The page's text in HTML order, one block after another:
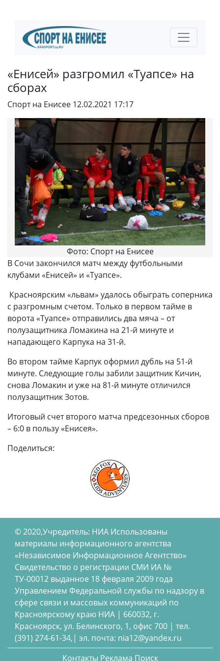
«Енисей» разгромил «Туапсе» на
сборах
Спорт на Енисее 12.02.2021 17:17
Фото: Спорт на Енисее
В Сочи закончился матч между футбольными
клубами «Енисей» и «Туапсе».
Красноярским «львам» удалось обыграть соперника
с разгромным счетом. Только в первом тайме в
ворота «Туапсе» отправились два мяча – от
полузащитника Ломакина на 21-й минуте и
нападающего Карпука на 31-й.
Во втором тайме Карпук оформил дубль на 51-й
минуте. Следующие голы забили защитник Кичин,
снова Ломакин и уже на 81-й минуте отличился
полузащитник Зотов.
Итоговый счет второго матча предсезонных сборов
– 6:0 в пользу «Енисея».
Поделиться:
© 2020,Учредитель: НИА Использованы
материалы информационного агентства
«Независимое Информационное Агентство»
Свидетельство о регистрации СМИ ИА №
ТУ-00012 выданное 18 февраля 2009 года
Управлением Федеральной службы по надзору в
сфере связи и массовых коммуникаций по
Красноярскому краю НИА | 660032, г.
Красноярск, ул. Белинского, 1, офис 700 | тел.
(391) 274-61-34,| эл. почта: nia12@yandex.ru
Контакты Реклама Поиск